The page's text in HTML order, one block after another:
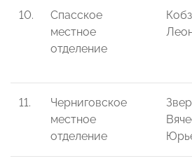
10.
Спасское
местное
отделение
11.
Черниговское
местное
отделение